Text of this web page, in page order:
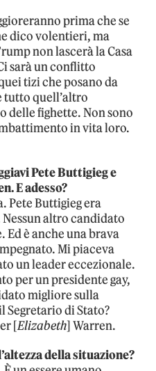
prima che se
dico volentieri, ma
non lascerà la Casa
sarà un conflitto
tizi che posano da
tutto quell’altro
delle fighette. Non sono
in vita loro.
Pete Buttigieg e
E adesso?
Pete Buttigieg era
altro candidato
è anche una brava
Mi piaceva
un leader eccezionale.
per un presidente gay,
migliore sulla
Segretario di Stato?
[Elizabeth] Warren.
della situazione?